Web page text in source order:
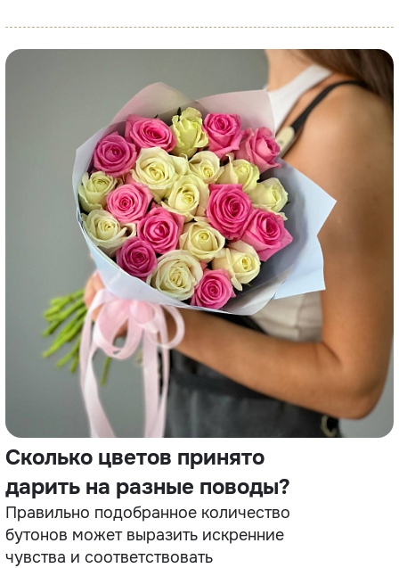
Сколько цветов принято
дарить на разные поводы?
Правильно подобранное количество
бутонов может выразить искренние
чувства и соответствовать